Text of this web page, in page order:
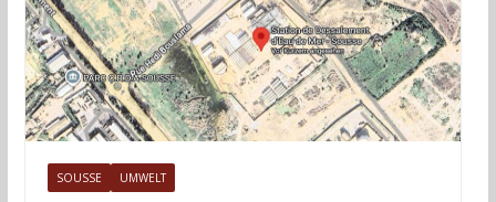
SOUSSE UMWELT